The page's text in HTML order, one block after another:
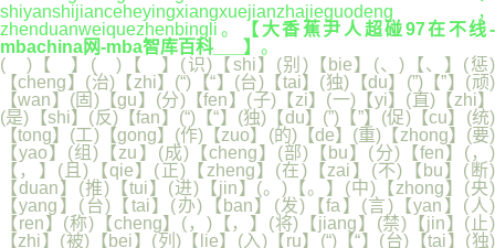
shiyanshijianceheyingxiangxuejianzhajieguodeng，
zhenduanweiquezhenbingli。
【大香蕉尹人超碰97在不线-
mbachina网-mba智库百科___】 。
( )【 】( )【 】(识)【shi】(别)【bie】(、)【、】(惩)
【cheng】(治)【zhi】(“)【“】(台)【tai】(独)【du】(”)【”】(顽)
【wan】(固)【gu】(分)【fen】(子)【zi】(一)【yi】(直)【zhi】
(是)【shi】(反)【fan】(“)【“】(独)【du】(”)【”】(促)【cu】(统)
【tong】(工)【gong】(作)【zuo】(的)【de】(重)【zhong】(要)
【yao】(组)【zu】(成)【cheng】(部)【bu】(分)【fen】(，)
【，】(且)【qie】(正)【zheng】(在)【zai】(不)【bu】(断)
【duan】(推)【tui】(进)【jin】(。)【。】(中)【zhong】(央)
【yang】(台)【tai】(办)【ban】(发)【fa】(言)【yan】(人)
【ren】(称)【cheng】(，)【，】(将)【jiang】(禁)【jin】(止)
【zhi】(被)【bei】(列)【lie】(入)【ru】(“)【“】(台)【tai】(独)